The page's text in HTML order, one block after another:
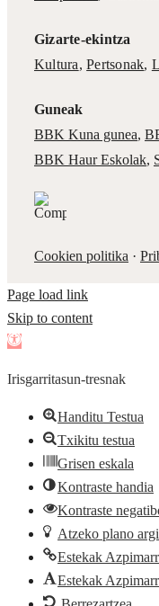
Gizarte-ekintza
Kultura,Pertsonak,
Guneak
BBK Kuna gunea,
BBK Haur Eskolak,
Cookien politika ·
Page load link
Skip to content
Open
Irisgarritasun-tresnak
Handitu Testua
Txikitu testua
Grisen eskala
Kontraste handia
Kontraste
Atzeko plano
Estekak
Estekak